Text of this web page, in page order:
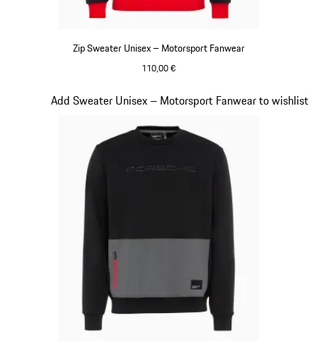
Zip Sweater Unisex – Motorsport Fanwear
110,00 €
Add Sweater Unisex – Motorsport Fanwear to wishlist
Slide 16 von 20